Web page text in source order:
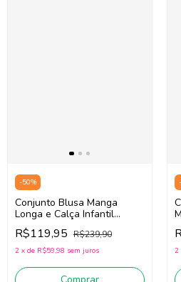
-50%
Conjunto Blusa Manga
Longa e Calça Infantil
Menina Mon Sucré
138022022 (Off
White/Rosa/Azul)
R$119,95 R$239,90
2 x de R$59,98 sem juros
-
2